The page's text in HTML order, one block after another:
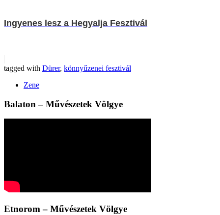
Ingyenes lesz a Hegyalja Fesztivál
tagged with Dürer, könnyűzenei fesztivál
Zene
Balaton – Művészetek Völgye
Etnorom – Művészetek Völgye